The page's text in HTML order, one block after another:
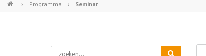
› Programma › Seminar